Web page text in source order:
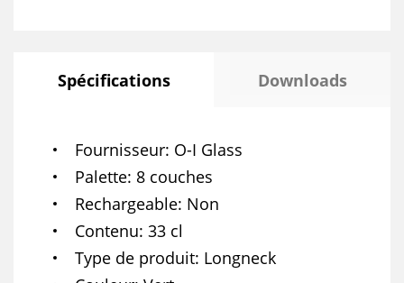
Spécifications Downloads
Fournisseur O-I Glass
Palette 8 couches
Rechargeable Non
Contenu 33 cl
Type de produit Longneck